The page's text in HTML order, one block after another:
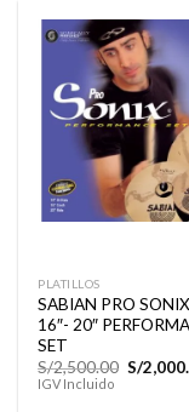
PLATILLOS
SABIAN PRO
16″- 20″
SET
S/2,500.00 El
precio
S/
IGV Incluido